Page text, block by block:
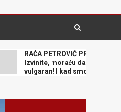
RAĆA PETROVIĆ PRIČAO S JOKANOM:
Izvinite, moraću da budem malo
vulgaran! I kad smo u go*nima…
šta se dešava
Kada sport igra za
humanost: Fondacija
Mozzart spaja
pobede i dobra dela